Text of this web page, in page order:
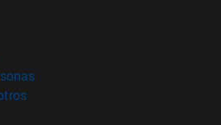
nueva ventana)
(abre en nueva ventana)
(abre en nueva ventana)